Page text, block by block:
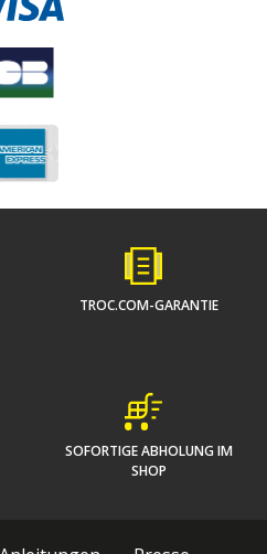
TROC.COM-GARANTIE
SOFORTIGE ABHOLUNG IM
SHOP